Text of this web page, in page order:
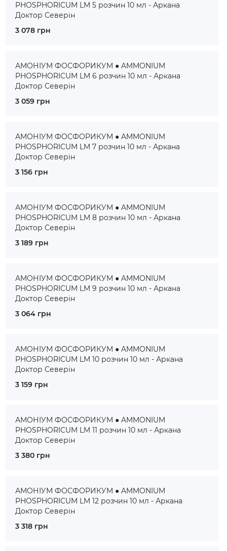
PHOSPHORICUM LM 5 розчин 10 мл - Аркана
Доктор Северін
3 078 грн
АМОНІУМ ФОСФОРИКУМ ● AMMONIUM
PHOSPHORICUM LM 6 розчин 10 мл - Аркана
Доктор Северін
3 059 грн
АМОНІУМ ФОСФОРИКУМ ● AMMONIUM
PHOSPHORICUM LM 7 розчин 10 мл - Аркана
Доктор Северін
3 156 грн
АМОНІУМ ФОСФОРИКУМ ● AMMONIUM
PHOSPHORICUM LM 8 розчин 10 мл - Аркана
Доктор Северін
3 189 грн
АМОНІУМ ФОСФОРИКУМ ● AMMONIUM
PHOSPHORICUM LM 9 розчин 10 мл - Аркана
Доктор Северін
3 064 грн
АМОНІУМ ФОСФОРИКУМ ● AMMONIUM
PHOSPHORICUM LM 10 розчин 10 мл - Аркана
Доктор Северін
3 159 грн
АМОНІУМ ФОСФОРИКУМ ● AMMONIUM
PHOSPHORICUM LM 11 розчин 10 мл - Аркана
Доктор Северін
3 380 грн
АМОНІУМ ФОСФОРИКУМ ● AMMONIUM
PHOSPHORICUM LM 12 розчин 10 мл - Аркана
Доктор Северін
3 318 грн